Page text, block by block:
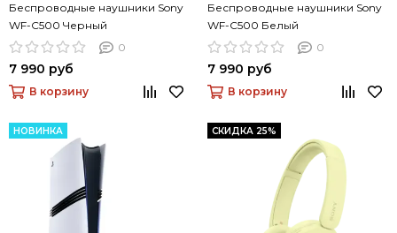
Беспроводные наушники Sony
WF-C500 Черный
0
7 990 руб
В корзину
Беспроводные наушники Sony
WF-C500 Белый
0
7 990 руб
В корзину
НОВИНКА СКИДКА 25%